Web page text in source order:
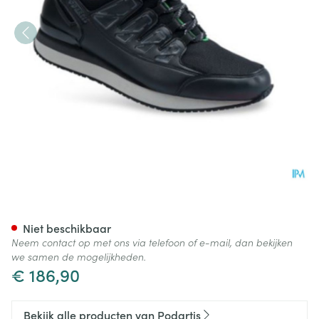
€ 186,90
Niet beschikbaar
Neem contact op met ons via telefoon of e-mail, dan bekijken
we samen de mogelijkheden.
Bekijk alle producten van Podartis